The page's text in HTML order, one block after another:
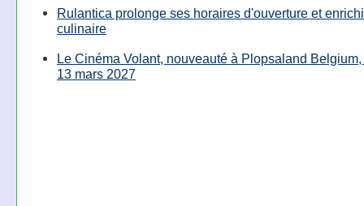
Rulantica prolonge ses horaires d'ouverture et
culinaire
Le Cinéma Volant, nouveauté à Plopsaland
13 mars 2027